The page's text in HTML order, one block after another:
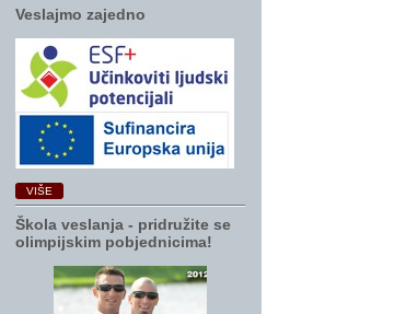
Veslajmo zajedno
VIŠE
Škola veslanja ‑ pridružite se
olimpijskim pobjednicima!